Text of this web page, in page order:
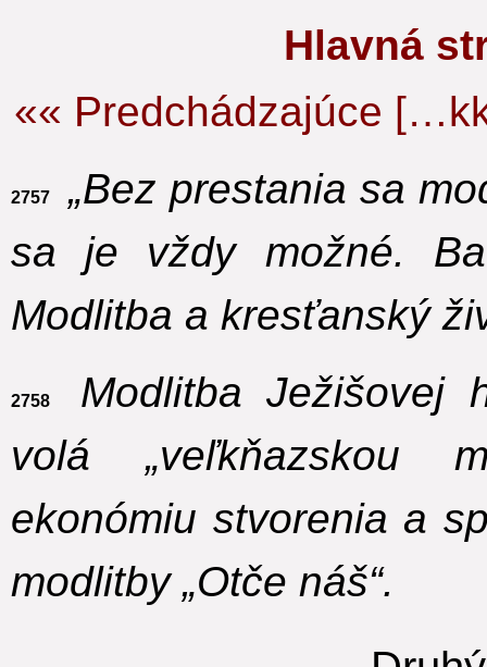
Hlavná
«« Predchádzajúce
2757
„Bez prestania sa
sa je vždy možné.
Modlitba a kresťanský
2758
Modlitba Ježišovej
volá „veľkňazskou
ekonómiu stvorenia a
modlitby „Otče náš“.